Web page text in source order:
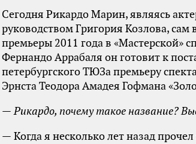
Сегодня Рикардо Марин, являясь
руководством Григория Козлова, сам
премьеры 2011 года в «Мастерской»
Фернандо Аррабаля он готовит к
петербургского ТЮЗа премьеру
Эрнста Теодора Амадея Гофмана
— Рикардо, почему такое название?
— Когда я несколько лет назад